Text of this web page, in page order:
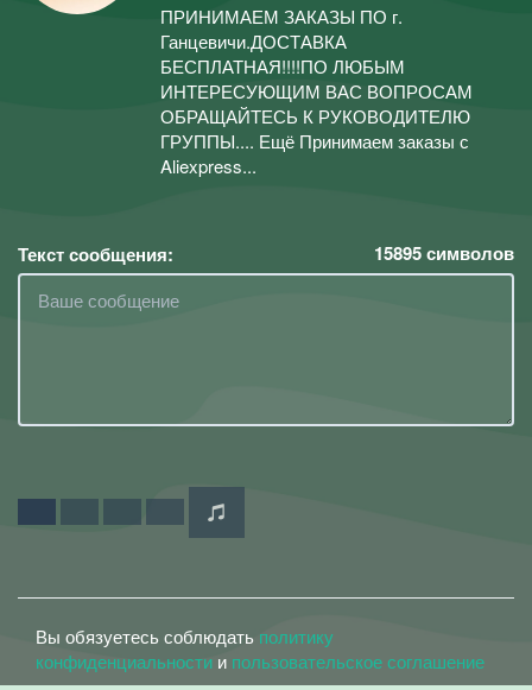
ПРИНИМАЕМ ЗАКАЗЫ ПО г.
Ганцевичи.ДОСТАВКА
БЕСПЛАТНАЯ!!!!ПО ЛЮБЫМ
ИНТЕРЕСУЮЩИМ ВАС ВОПРОСАМ
ОБРАЩАЙТЕСЬ К РУКОВОДИТЕЛЮ
ГРУППЫ.... Ещё Принимаем заказы с
Aliexpress...
Текст сообщения: 15895символов
Вы обязуетесь соблюдать политику
конфиденциальности и пользовательское соглашение